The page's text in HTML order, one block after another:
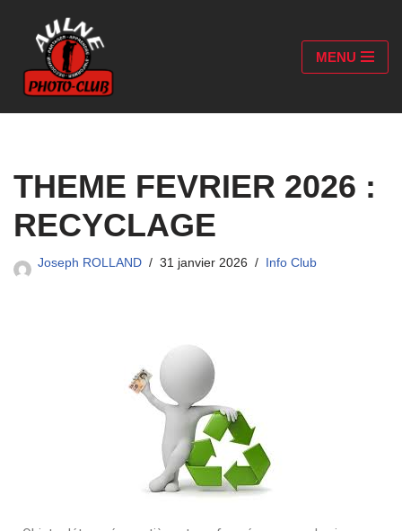
Aller
au
contenu
MENU
THEME FEVRIER 2026 :
RECYCLAGE
Joseph ROLLAND 31 janvier 2026 Info Club